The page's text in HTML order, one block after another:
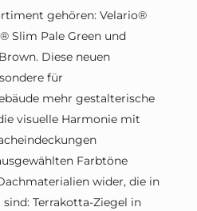
gehören: Velario®
Slim Pale Green und
Diese neuen
für
mehr gestalterische
visuelle Harmonie mit
Farbtöne
wider, die in
Terrakotta-Ziegel in